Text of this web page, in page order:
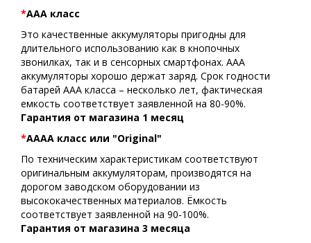
*АAA класс
Это качественные аккумуляторы пригодны для
длительного использованию как в кнопочных
звонилках, так и в сенсорных смартфонах. ААА
аккумуляторы хорошо держат заряд. Срок годности
батарей ААА класса – несколько лет, фактическая
емкость соответствует заявленной на 80-90%.
Гарантия от магазина 1 месяц
*AAAA класс или "Original"
По техническим характеристикам соответствуют
оригинальным аккумуляторам, производятся на
дорогом заводском оборудовании из
высококачественных материалов. Ёмкость
соответствует заявленной на 90-100%.
Гарантия от магазина 3 месяца